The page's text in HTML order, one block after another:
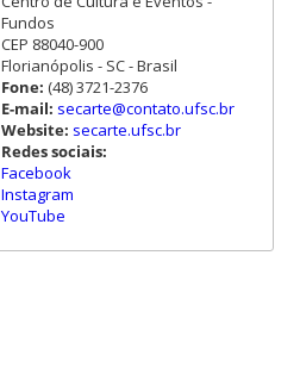
Fundos
CEP 88040-900
Florianópolis - SC - Brasil
Fone: (48) 3721-2376
E-mail: secarte@contato.ufsc.br
Website: secarte.ufsc.br
Redes sociais:
Facebook
Instagram
YouTube